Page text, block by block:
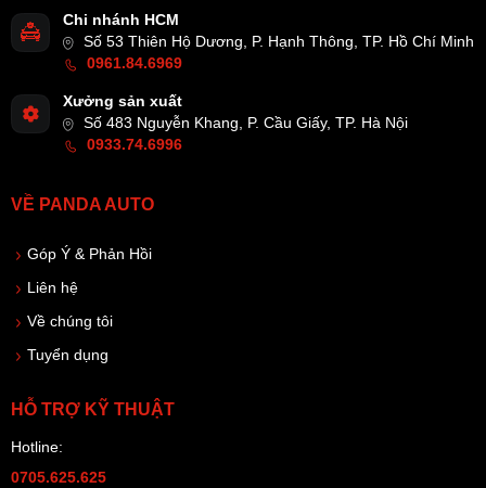
Chi nhánh HCM
Số 53 Thiên Hộ Dương, P. Hạnh Thông, TP. Hồ Chí Minh
0961.84.6969
Xưởng sản xuất
Số 483 Nguyễn Khang, P. Cầu Giấy, TP. Hà Nội
0933.74.6996
VỀ PANDA AUTO
Góp Ý & Phản Hồi
Liên hệ
Về chúng tôi
Tuyển dụng
HỖ TRỢ KỸ THUẬT
Hotline:
0705.625.625